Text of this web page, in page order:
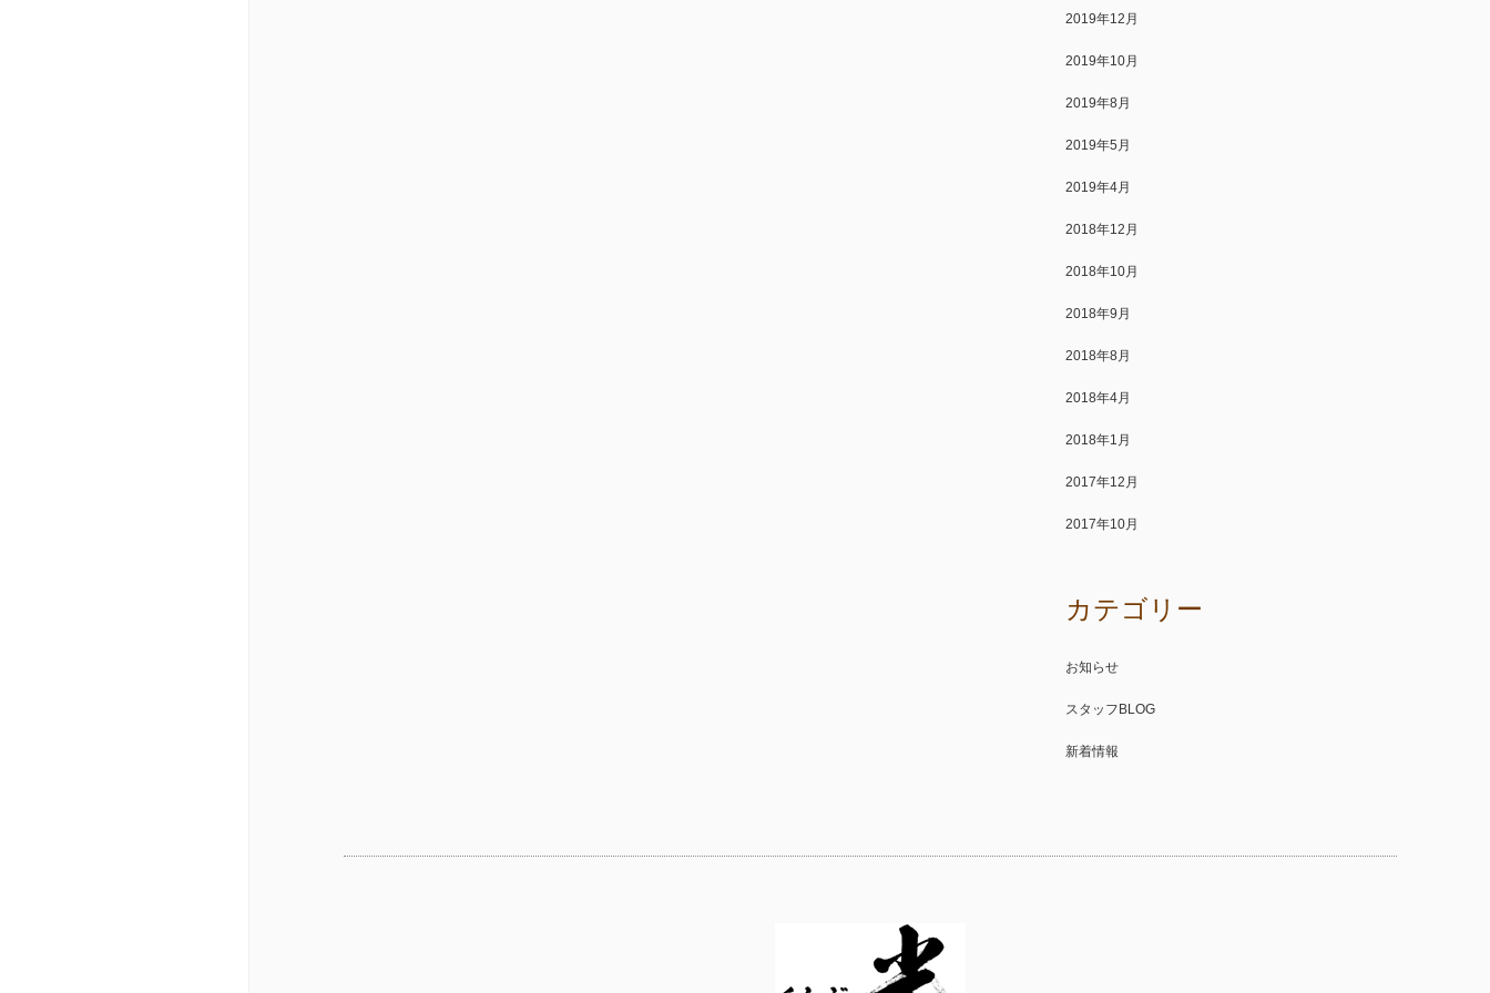
2019年12月
2019年10月
2019年8月
2019年5月
2019年4月
2018年12月
2018年10月
2018年9月
2018年8月
2018年4月
2018年1月
2017年12月
2017年10月
カテゴリー
お知らせ
スタッフBLOG
新着情報